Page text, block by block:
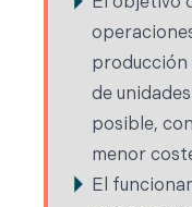
producción
de
posible,
menor
El